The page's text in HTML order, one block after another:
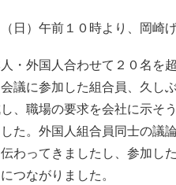
日）午前１０時より、岡崎
・外国人合わせて２０名を
会議に参加した組合員、久し
、職場の要求を会社に示そ
た。外国人組合員同士の議
わってきましたし、参加し
つながりました。